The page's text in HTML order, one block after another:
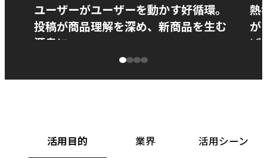
ユーザーがユーザーを動かす好循環。
投稿が商品理解を深め、新商品を生む
源泉に
熱
が
ぱ
活用目的 業界 活用シーン